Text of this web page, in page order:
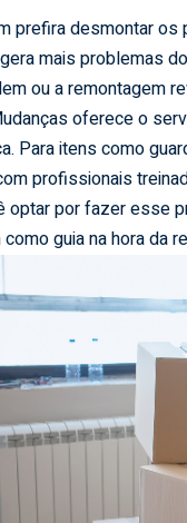
prefira desmontar os
mais problemas
ou a remontagem
oferece o
Para itens como
profissionais
optar por fazer esse
guia na hora da